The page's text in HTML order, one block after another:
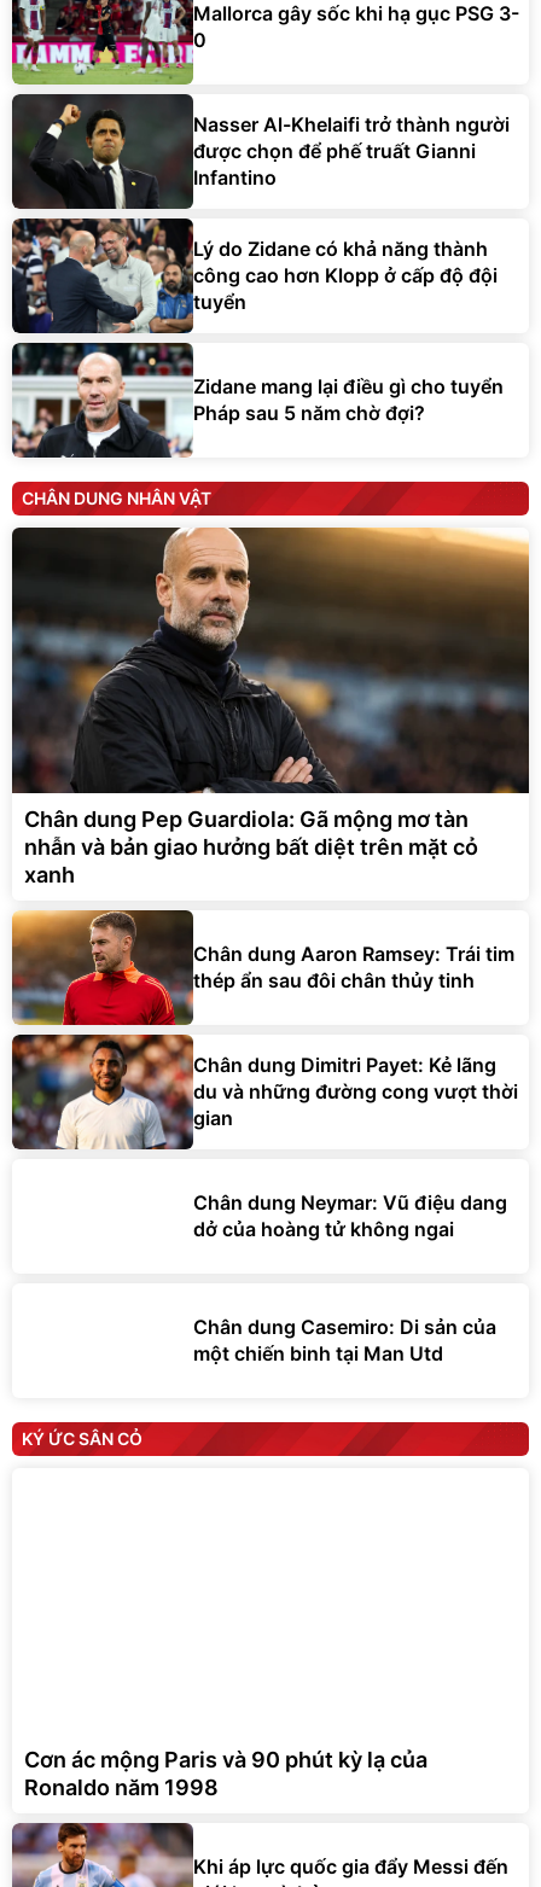
Mallorca gây sốc khi hạ gục PSG 3-
0
Nasser Al-Khelaifi trở thành người
được chọn để phế truất Gianni
Infantino
Lý do Zidane có khả năng thành
công cao hơn Klopp ở cấp độ đội
tuyển
Zidane mang lại điều gì cho tuyển
Pháp sau 5 năm chờ đợi?
CHÂN DUNG NHÂN VẬT
Chân dung Pep Guardiola: Gã mộng mơ tàn
nhẫn và bản giao hưởng bất diệt trên mặt cỏ
xanh
Chân dung Aaron Ramsey: Trái tim
thép ẩn sau đôi chân thủy tinh
Chân dung Dimitri Payet: Kẻ lãng
du và những đường cong vượt thời
gian
Chân dung Neymar: Vũ điệu dang
dở của hoàng tử không ngai
Chân dung Casemiro: Di sản của
một chiến binh tại Man Utd
KÝ ỨC SÂN CỎ
Cơn ác mộng Paris và 90 phút kỳ lạ của
Ronaldo năm 1998
Khi áp lực quốc gia đẩy Messi đến